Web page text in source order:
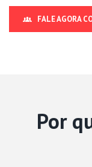
FALE AGORA
Por